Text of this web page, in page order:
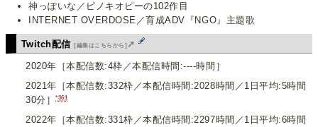
神っぽいな／ピノキオピーの102作目
INTERNET OVERDOSE／育成ADV『NGO』主題歌
Twitch配信[編集はこちらから] ➚
2020年［本配信数:4枠／本配信時間:----時間］
2021年［本配信数:332枠／本配信時間:2028時間／1日平均:5時間
30分］*361
2022年［本配信数:331枠／本配信時間:2297時間／1日平均:6時間